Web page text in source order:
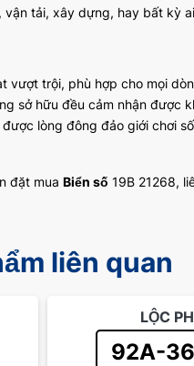
tải, xây dựng, hay bất kỳ
vượt trội, phù hợp cho mọi
sở hữu đều cảm nhận được
được lòng đông đảo giới chơi
đặt mua Biển số 19B 21268,
liên quan
LỘC
92A-